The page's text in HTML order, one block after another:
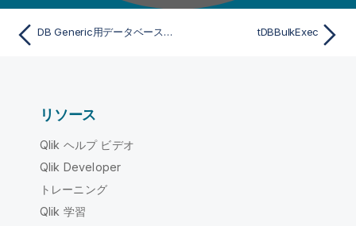
DB Generic用データベースコンポーネントファミリーのリスト tDBBulkExec
リソース
Qlik ヘルプ ビデオ
Qlik Developer
トレーニング
Qlik 学習